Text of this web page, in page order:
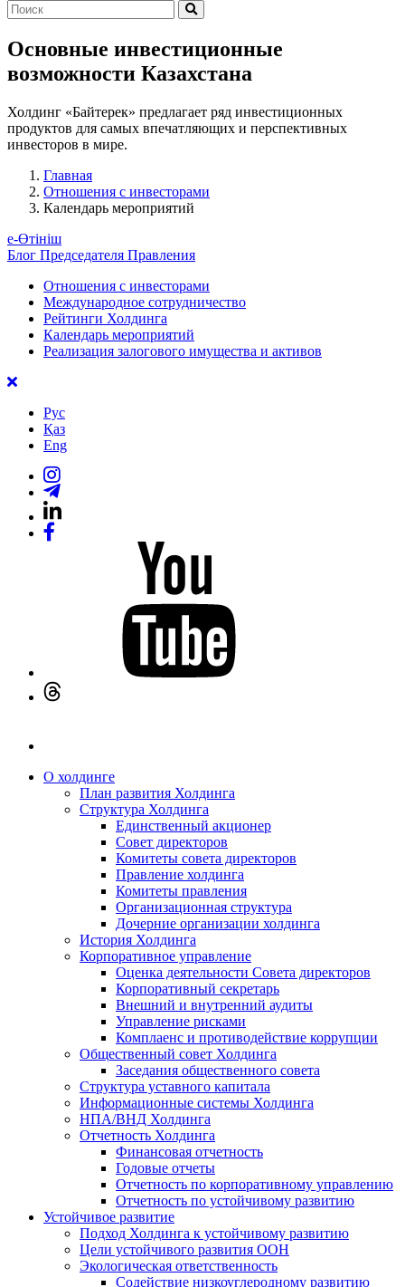
Основные инвестиционные
возможности Казахстана
Холдинг «Байтерек» предлагает ряд инвестиционных
продуктов для самых впечатляющих и перспективных
инвесторов в мире.
Главная
Отношения с инвесторами
Календарь мероприятий
е-Өтініш
Блог Председателя Правления
Отношения с инвесторами
Международное сотрудничество
Рейтинги Холдинга
Календарь мероприятий
Реализация залогового имущества и активов
Рус
Қаз
Eng
О холдинге
План развития Холдинга
Структура Холдинга
Единственный акционер
Совет директоров
Комитеты совета директоров
Правление холдинга
Комитеты правления
Организационная структура
Дочерние организации холдинга
История Холдинга
Корпоративное управление
Оценка деятельности Совета директоров
Корпоративный секретарь
Внешний и внутренний аудиты
Управление рисками
Комплаенс и противодействие коррупции
Общественный совет Холдинга
Заседания общественного совета
Структура уставного капитала
Информационные системы Холдинга
НПА/ВНД Холдинга
Отчетность Холдинга
Финансовая отчетность
Годовые отчеты
Отчетность по корпоративному управлению
Отчетность по устойчивому развитию
Устойчивое развитие
Подход Холдинга к устойчивому развитию
Цели устойчивого развития ООН
Экологическая ответственность
Содействие низкоуглеродному развитию